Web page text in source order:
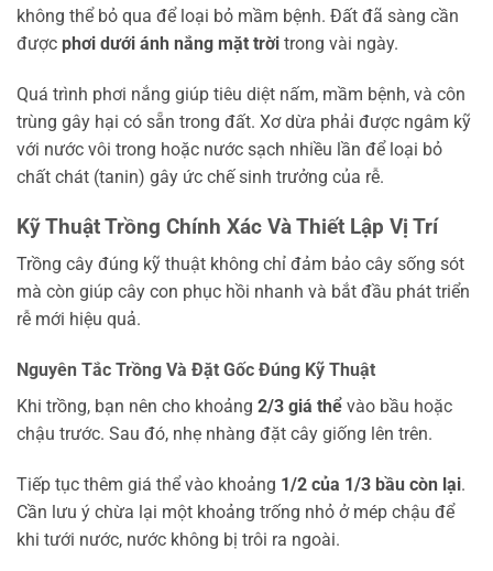
không thể bỏ qua để loại bỏ mầm bệnh. Đất đã sàng cần
được phơi dưới ánh nắng mặt trời trong vài ngày.
Quá trình phơi nắng giúp tiêu diệt nấm, mầm bệnh, và côn
trùng gây hại có sẵn trong đất. Xơ dừa phải được ngâm kỹ
với nước vôi trong hoặc nước sạch nhiều lần để loại bỏ
chất chát (tanin) gây ức chế sinh trưởng của rễ.
Kỹ Thuật Trồng Chính Xác Và Thiết Lập Vị Trí
Trồng cây đúng kỹ thuật không chỉ đảm bảo cây sống sót
mà còn giúp cây con phục hồi nhanh và bắt đầu phát triển
rễ mới hiệu quả.
Nguyên Tắc Trồng Và Đặt Gốc Đúng Kỹ Thuật
Khi trồng, bạn nên cho khoảng 2/3 giá thể vào bầu hoặc
chậu trước. Sau đó, nhẹ nhàng đặt cây giống lên trên.
Tiếp tục thêm giá thể vào khoảng 1/2 của 1/3 bầu còn lại.
Cần lưu ý chừa lại một khoảng trống nhỏ ở mép chậu để
khi tưới nước, nước không bị trôi ra ngoài.